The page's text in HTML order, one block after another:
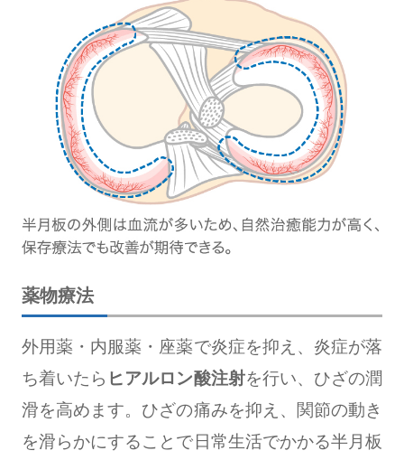
薬物療法
外用薬・内服薬・座薬で炎症を抑え、炎症が落
ち着いたら ヒアルロン酸注射を行い、ひざの潤
滑を高めます。ひざの痛みを抑え、関節の動き
を滑らかにすることで日常生活でかかる半月板